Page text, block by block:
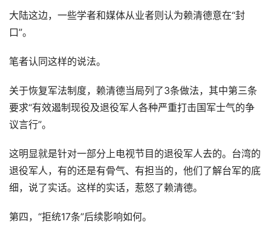
大陆这边，一些学者和媒体从业者则认为赖清德意在“封
口”。
笔者认同这样的说法。
关于恢复军法制度，赖清德当局列了3条做法，其中第三条
要求“有效遏制现役及退役军人各种严重打击国军士气的争
议言行”。
这明显就是针对一部分上电视节目的退役军人去的。台湾的
退役军人，有的还是有骨气、有担当的，他们了解台军的底
细，说了实话。这样的实话，惹怒了赖清德。
第四，“拒统17条”后续影响如何。